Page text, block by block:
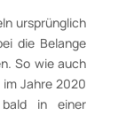
ursprünglich
die Belange
So wie auch
Jahre 2020
in einer